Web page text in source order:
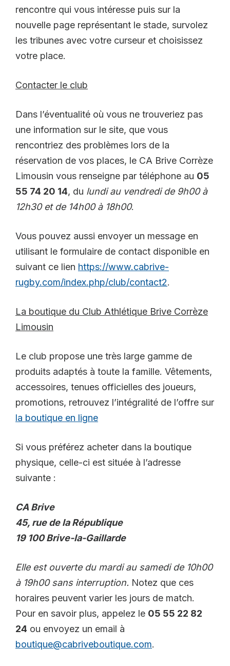
rencontre qui vous intéresse puis sur la
nouvelle page représentant le stade, survolez
les tribunes avec votre curseur et choisissez
votre place.
Contacter le club
Dans l’éventualité où vous ne trouveriez pas
une information sur le site, que vous
rencontriez des problèmes lors de la
réservation de vos places, le CA Brive Corrèze
Limousin vous renseigne par téléphone au 05
55 74 20 14, du lundi au vendredi de 9h00 à
12h30 et de 14h00 à 18h00.
Vous pouvez aussi envoyer un message en
utilisant le formulaire de contact disponible en
suivant ce lien https://www.cabrive-
rugby.com/index.php/club/contact2.
La boutique du Club Athlétique Brive Corrèze
Limousin
Le club propose une très large gamme de
produits adaptés à toute la famille. Vêtements,
accessoires, tenues officielles des joueurs,
promotions, retrouvez l’intégralité de l’offre sur
la boutique en ligne
Si vous préférez acheter dans la boutique
physique, celle-ci est située à l’adresse
suivante :
CA Brive
45, rue de la République
19 100 Brive-la-Gaillarde
Elle est ouverte du mardi au samedi de 10h00
à 19h00 sans interruption. Notez que ces
horaires peuvent varier les jours de match.
Pour en savoir plus, appelez le 05 55 22 82
24 ou envoyez un email à
boutique@cabriveboutique.com.